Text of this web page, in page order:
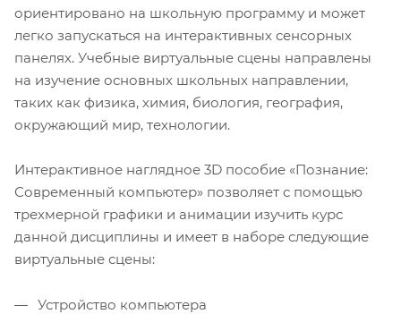
ориентировано на школьную программу и может
легко запускаться на интерактивных сенсорных
панелях. Учебные виртуальные сцены направлены
на изучение основных школьных направлении,
таких как физика, химия, биология, география,
окружающий мир, технологии.
Интерактивное наглядное 3D пособие «Познание:
Современный компьютер» позволяет с помощью
трехмерной графики и анимации изучить курс
данной дисциплины и имеет в наборе следующие
виртуальные сцены:
Устройство компьютера